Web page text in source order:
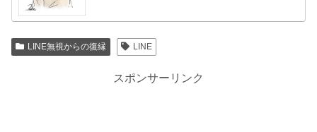
LINE無視からの復縁 LINE
スポンサーリンク